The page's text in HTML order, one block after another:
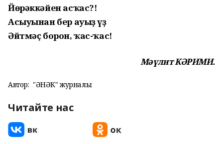
Йөрәккәйен асҡас?!
Асыуынан бер ауыҙ һүҙ
Әйтмәҫ борон, ҡас-ҡас!
Мәүлит КӘРИМИ.
Автор: "ҺӘНӘК" журналы
Читайте нас